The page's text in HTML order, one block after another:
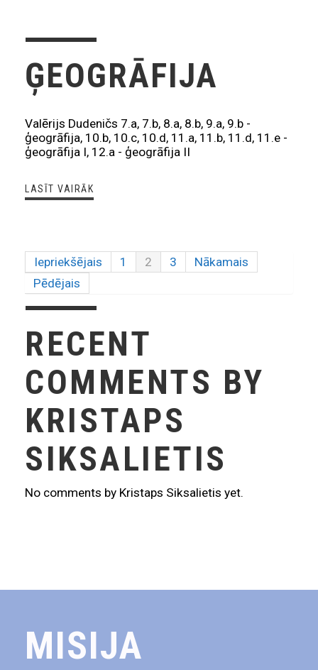
ĢEOGRĀFIJA
Valērijs Dudeničs 7.a, 7.b, 8.a, 8.b, 9.a, 9.b -
ģeogrāfija, 10.b, 10.c, 10.d, 11.a, 11.b, 11.d, 11.e -
ģeogrāfija I, 12.a - ģeogrāfija II
LASĪT VAIRĀK
Iepriekšējais 1 2 3
Nākamais
Pēdējais
RECENT
COMMENTS BY
KRISTAPS
SIKSALIETIS
No comments by Kristaps Siksalietis yet.
MISIJA